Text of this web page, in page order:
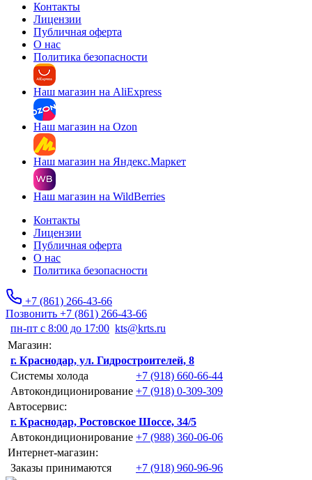
Контакты
Лицензии
Публичная оферта
О нас
Политика безопасности
Наш магазин на AliExpress
Наш магазин на Ozon
Наш магазин на Яндекс.Маркет
Наш магазин на WildBerries
Контакты
Лицензии
Публичная оферта
О нас
Политика безопасности
+7 (861) 266-43-66
Позвонить +7 (861) 266-43-66
пн-пт с 8:00 до 17:00 kts@krts.ru
Магазин:
г. Краснодар, ул. Гидростроителей, 8
Системы холода
+7 (918) 660-66-44
Автокондиционирование +7 (918) 0-309-309
Автосервис:
г. Краснодар, Ростовское Шоссе, 34/5
Автокондиционирование +7 (988) 360-06-06
Интернет-магазин:
Заказы принимаются
+7 (918) 960-96-96